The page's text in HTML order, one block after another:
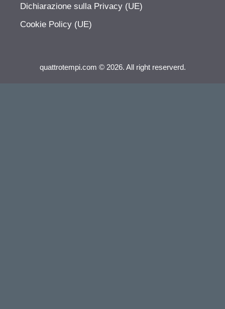
Dichiarazione sulla Privacy (UE)
Cookie Policy (UE)
quattrotempi.com © 2026. All right reserverd.